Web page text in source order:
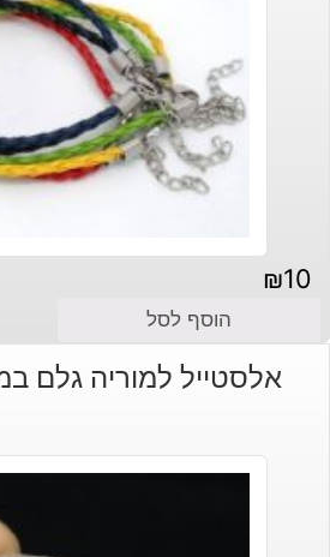
₪10
הוסף לסל
אלסטייל למוריה גלם